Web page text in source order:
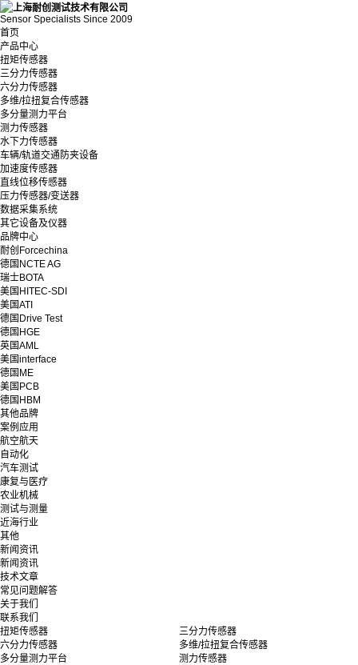
Sensor Specialists Since 2009
首页
产品中心
扭矩传感器
三分力传感器
六分力传感器
多维/拉扭复合传感器
多分量测力平台
测力传感器
水下力传感器
车辆/轨道交通防夹设备
加速度传感器
直线位移传感器
压力传感器/变送器
数据采集系统
其它设备及仪器
品牌中心
耐创Forcechina
德国NCTE AG
瑞士BOTA
美国HITEC-SDI
美国ATI
德国Drive Test
德国HGE
英国AML
美国interface
德国ME
美国PCB
德国HBM
其他品牌
案例应用
航空航天
自动化
汽车测试
康复与医疗
农业机械
测试与测量
近海行业
其他
新闻资讯
新闻资讯
技术文章
常见问题解答
关于我们
联系我们
扭矩传感器
三分力传感器
六分力传感器
多维/拉扭复合传感器
多分量测力平台
测力传感器